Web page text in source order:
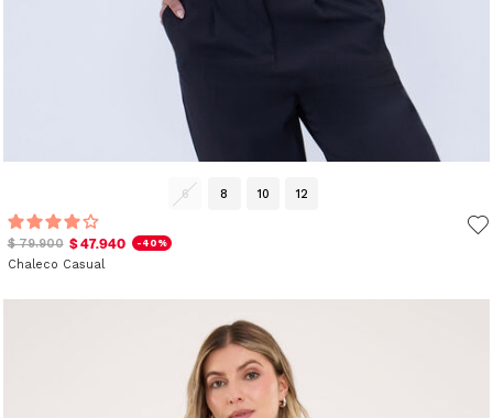
6 8 10 12
$ 79.900 $ 47.940 -40%
Chaleco Casual